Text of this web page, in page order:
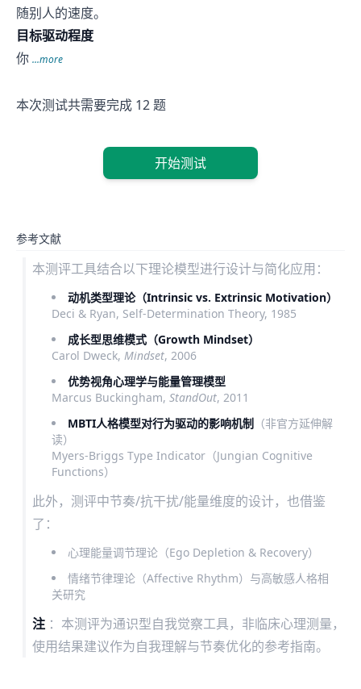
随别人的速度。
目标驱动程度
你 ...more
本次测试共需要完成 12 题
开始测试
参考文献
本测评工具结合以下理论模型进行设计与简化应用：
动机类型理论（Intrinsic vs. Extrinsic Motivation）
Deci & Ryan, Self-Determination Theory, 1985
成长型思维模式（Growth Mindset）
Carol Dweck, Mindset, 2006
优势视角心理学与能量管理模型
Marcus Buckingham, StandOut, 2011
MBTI人格模型对行为驱动的影响机制 （非官方延伸解
读）
Myers-Briggs Type Indicator（Jungian Cognitive
Functions）
此外，测评中节奏/抗干扰/能量维度的设计，也借鉴
了：
心理能量调节理论（Ego Depletion & Recovery）
情绪节律理论（Affective Rhythm）与高敏感人格相
关研究
注 ：本测评为通识型自我觉察工具，非临床心理测量，
使用结果建议作为自我理解与节奏优化的参考指南。